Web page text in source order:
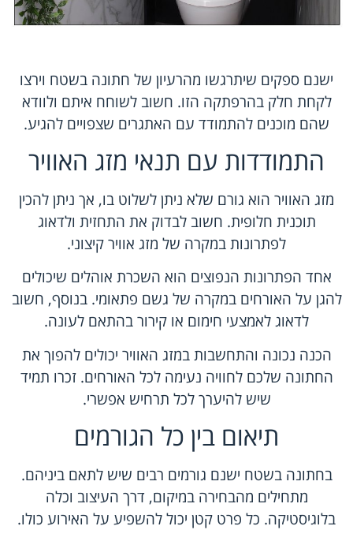
ישנם ספקים שיתרגשו מהרעיון של חתונה בשטח וירצו
לקחת חלק בהרפתקה הזו. חשוב לשוחח איתם ולוודא
שהם מוכנים להתמודד עם האתגרים שצפויים להגיע.
התמודדות עם תנאי מזג האוויר
מזג האוויר הוא גורם שלא ניתן לשלוט בו, אך ניתן להכין
תוכנית חלופית. חשוב לבדוק את התחזית ולדאוג
לפתרונות במקרה של מזג אוויר קיצוני.
אחד הפתרונות הנפוצים הוא השכרת אוהלים שיכולים
להגן על האורחים במקרה של גשם פתאומי. בנוסף, חשוב
לדאוג לאמצעי חימום או קירור בהתאם לעונה.
הכנה נכונה והתחשבות במזג האוויר יכולים להפוך את
החתונה שלכם לחוויה נעימה לכל האורחים. זכרו תמיד
שיש להיערך לכל תרחיש אפשרי.
תיאום בין כל הגורמים
בחתונה בשטח ישנם גורמים רבים שיש לתאם ביניהם.
מתחילים מהבחירה במיקום, דרך העיצוב וכלה
בלוגיסטיקה. כל פרט קטן יכול להשפיע על האירוע כולו.